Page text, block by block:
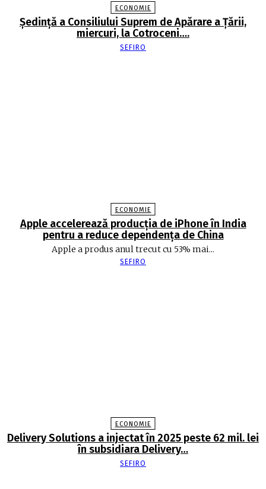
ECONOMIE
Şedinţă a Consiliului Suprem de Apărare a Ţării,
miercuri, la Cotroceni….
SEFIRO
ECONOMIE
Apple accelerează producția de iPhone în India
pentru a reduce dependența de China
Apple a produs anul trecut cu 53% mai...
SEFIRO
ECONOMIE
Delivery Solutions a injectat în 2025 peste 62 mil. lei
în subsidiara Delivery…
SEFIRO